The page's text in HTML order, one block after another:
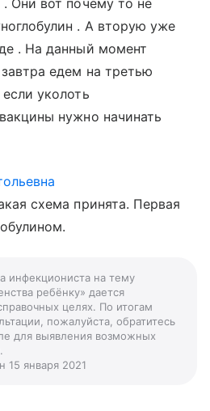
Они вот почему то не
. А вторую уже
. На данный момент
едем на третью
уколоть
нужно начинать
схема принята. Первая
инфекциониста на тему
ребёнку» дается
целях. По итогам
пожалуйста, обратитесь
для выявления возможных
15 января 2021